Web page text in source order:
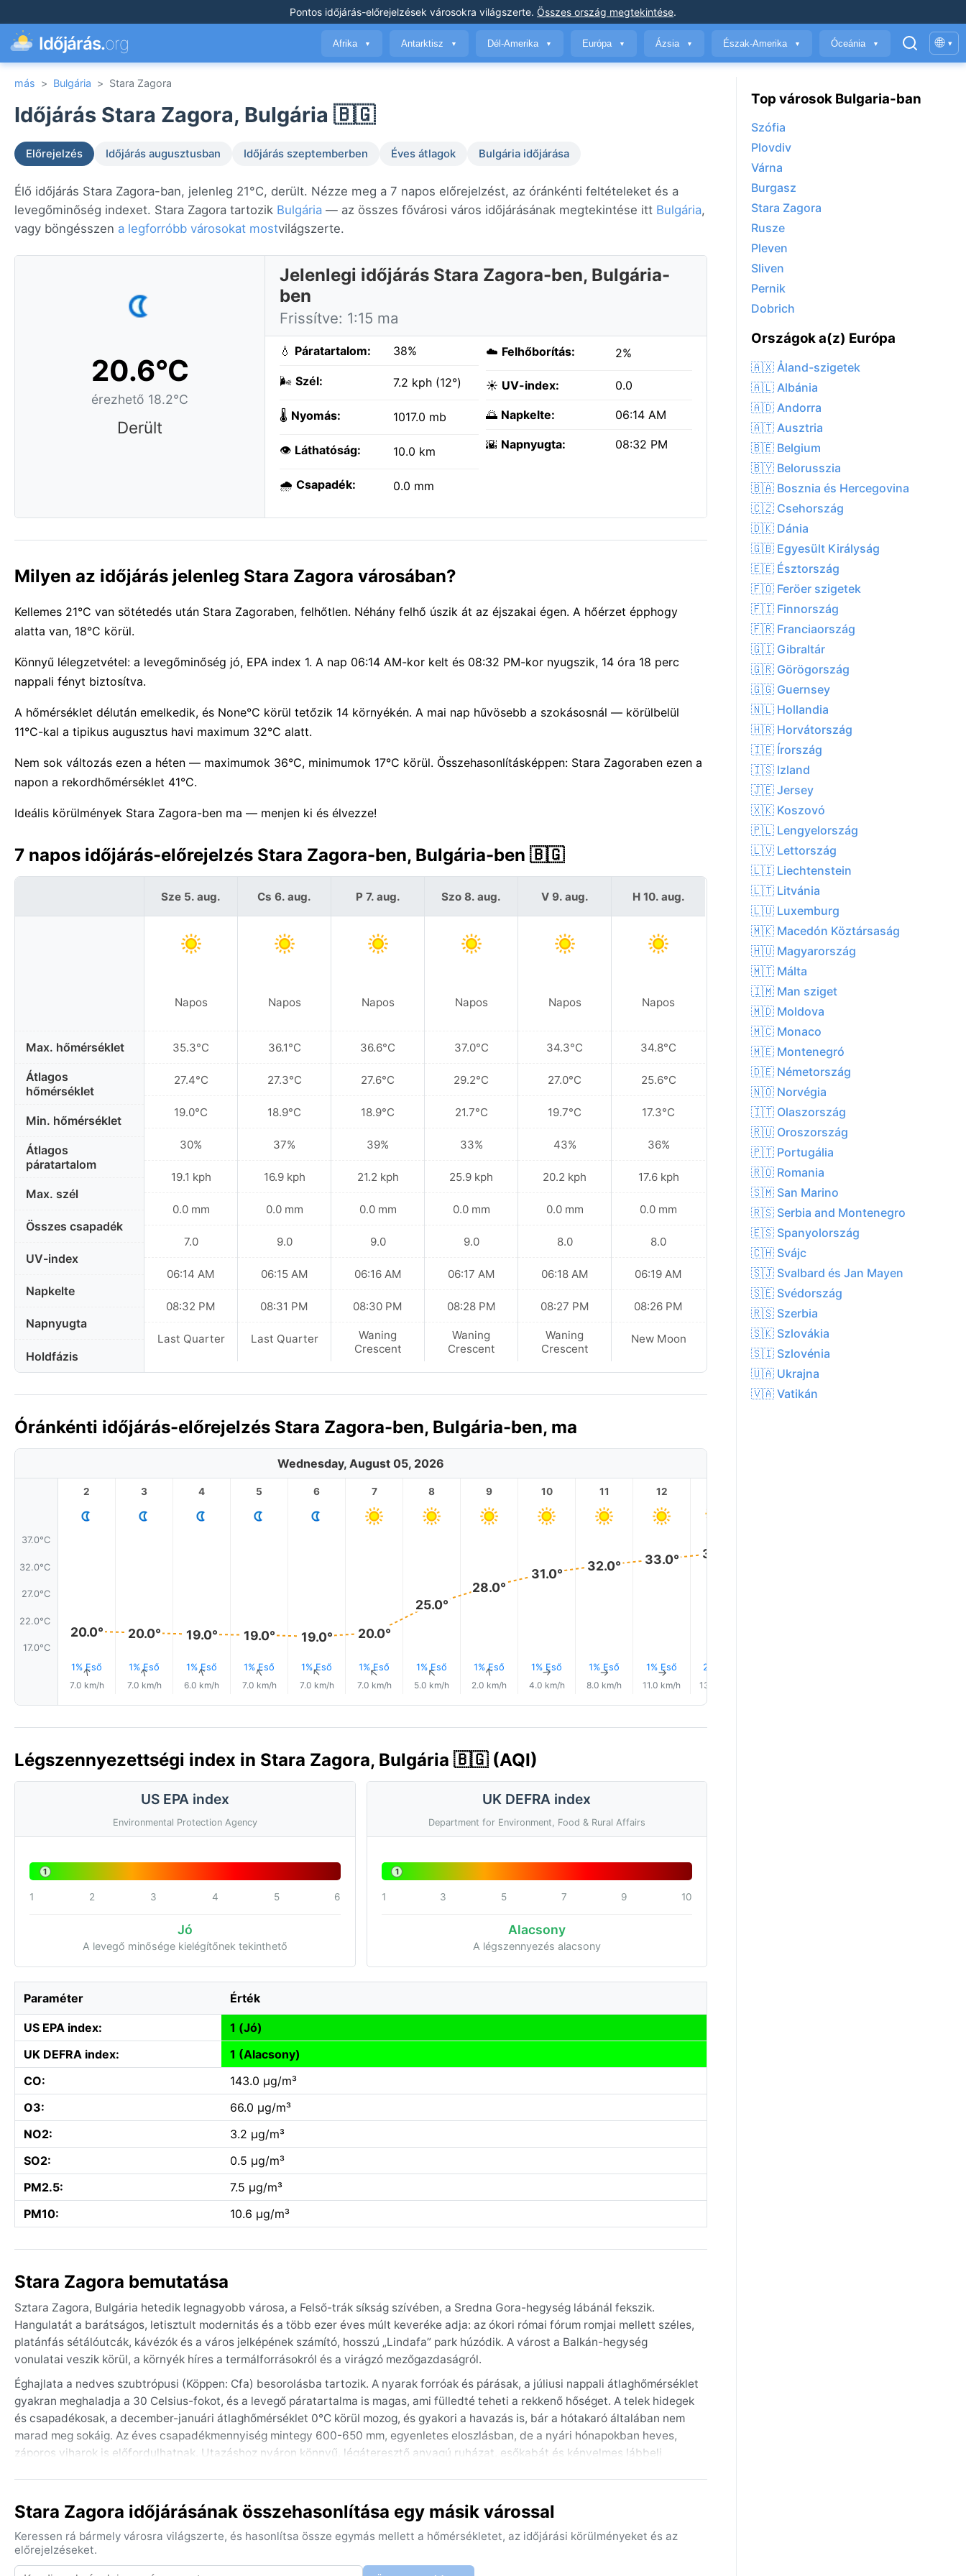
Pontos időjárás-előrejelzések városokra világszerte. Összes ország megtekintése.
Időjárás.org Afrika ▼ Antarktisz ▼ Dél-Amerika ▼ Európa ▼ Ázsia ▼ Észak-Amerika ▼ Óceánia ▼ 🌐 ▾
más > Bulgária > Stara Zagora
Időjárás Stara Zagora, Bulgária 🇧🇬
Előrejelzés Időjárás augusztusban Időjárás szeptemberben Éves átlagok Bulgária időjárása
Élő időjárás Stara Zagora-ban, jelenleg 21°C, derült. Nézze meg a 7 napos előrejelzést, az óránkénti feltételeket és a
levegőminőség indexet. Stara Zagora tartozik Bulgária — az összes fővárosi város időjárásának megtekintése itt Bulgária,
vagy böngésszen a legforróbb városokat mostvilágszerte.
20.6°C
érezhető 18.2°C
Derült
Jelenlegi időjárás Stara Zagora-ben, Bulgária-
ben
Frissítve: 1:15 ma
💧 Páratartalom: 38%
🌬️ Szél: 7.2 kph (12°)
🌡️ Nyomás: 1017.0 mb
👁️ Láthatóság: 10.0 km
🌧️ Csapadék: 0.0 mm
☁️ Felhőborítás: 2%
☀️ UV-index: 0.0
🌅 Napkelte: 06:14 AM
🌇 Napnyugta: 08:32 PM
Milyen az időjárás jelenleg Stara Zagora városában?
Kellemes 21°C van sötétedés után Stara Zagoraben, felhőtlen. Néhány felhő úszik át az éjszakai égen. A hőérzet épphogy
alatta van, 18°C körül.
Könnyű lélegzetvétel: a levegőminőség jó, EPA index 1. A nap 06:14 AM-kor kelt és 08:32 PM-kor nyugszik, 14 óra 18 perc
nappali fényt biztosítva.
A hőmérséklet délután emelkedik, és None°C körül tetőzik 14 környékén. A mai nap hűvösebb a szokásosnál — körülbelül
11°C-kal a tipikus augusztus havi maximum 32°C alatt.
Nem sok változás ezen a héten — maximumok 36°C, minimumok 17°C körül. Összehasonlításképpen: Stara Zagoraben ezen a
napon a rekordhőmérséklet 41°C.
Ideális körülmények Stara Zagora-ben ma — menjen ki és élvezze!
7 napos időjárás-előrejelzés Stara Zagora-ben, Bulgária-ben 🇧🇬
Max. hőmérséklet
Átlagos
hőmérséklet
Min. hőmérséklet
Átlagos
páratartalom
Max. szél
Összes csapadék
UV-index
Napkelte
Napnyugta
Holdfázis
Sze 5. aug.
Napos
35.3°C
27.4°C
19.0°C
30%
19.1 kph
0.0 mm
7.0
06:14 AM
08:32 PM
Last Quarter
Cs 6. aug.
Napos
36.1°C
27.3°C
18.9°C
37%
16.9 kph
0.0 mm
9.0
06:15 AM
08:31 PM
Last Quarter
P 7. aug.
Napos
36.6°C
27.6°C
18.9°C
39%
21.2 kph
0.0 mm
9.0
06:16 AM
08:30 PM
Waning
Crescent
Szo 8. aug.
Napos
37.0°C
29.2°C
21.7°C
33%
25.9 kph
0.0 mm
9.0
06:17 AM
08:28 PM
Waning
Crescent
V 9. aug.
Napos
34.3°C
27.0°C
19.7°C
43%
20.2 kph
0.0 mm
8.0
06:18 AM
08:27 PM
Waning
Crescent
H 10. aug.
Napos
34.8°C
25.6°C
17.3°C
36%
17.6 kph
0.0 mm
8.0
06:19 AM
08:26 PM
New Moon
Óránkénti időjárás-előrejelzés Stara Zagora-ben, Bulgária-ben, ma
Wednesday, August 05, 2026
37.0°C
32.0°C
27.0°C
22.0°C
17.0°C
2
20.0°
1% Eső
↑
7.0 km/h
3
20.0°
1% Eső
↑
7.0 km/h
4
19.0°
1% Eső
↑
6.0 km/h
5
19.0°
1% Eső
↑
7.0 km/h
6
19.0°
1% Eső
↑
7.0 km/h
7
20.0°
1% Eső
↑
7.0 km/h
8
25.0°
1% Eső
↑
5.0 km/h
9
28.0°
1% Eső
↑
2.0 km/h
10
31.0°
1% Eső
↑
4.0 km/h
11
32.0°
1% Eső
↑
8.0 km/h
12
33.0°
1% Eső
↑
11.0 km/h
34.0°
2% Eső
13.0 km/h
Légszennyezettségi index in Stara Zagora, Bulgária 🇧🇬 (AQI)
US EPA index
Environmental Protection Agency
1
1 2 3 4 5 6
Jó
A levegő minősége kielégítőnek tekinthető
UK DEFRA index
Department for Environment, Food & Rural Affairs
1
1 3 5 7 9 10
Alacsony
A légszennyezés alacsony
Paraméter Érték
US EPA index:
1 (Jó)
UK DEFRA index:
1 (Alacsony)
CO:
143.0 µg/m³
O3:
66.0 µg/m³
NO2:
3.2 µg/m³
SO2:
0.5 µg/m³
PM2.5:
7.5 µg/m³
PM10:
10.6 µg/m³
Stara Zagora bemutatása
Sztara Zagora, Bulgária hetedik legnagyobb városa, a Felső-trák síkság szívében, a Sredna Gora-hegység lábánál fekszik.
Hangulatát a barátságos, letisztult modernitás és a több ezer éves múlt keveréke adja: az ókori római fórum romjai mellett széles,
platánfás sétálóutcák, kávézók és a város jelképének számító, hosszú „Lindafa” park húzódik. A várost a Balkán-hegység
vonulatai veszik körül, a környék híres a termálforrásokról és a virágzó mezőgazdaságról.
Éghajlata a nedves szubtrópusi (Köppen: Cfa) besorolásba tartozik. A nyarak forróak és párásak, a júliusi nappali átlaghőmérséklet
gyakran meghaladja a 30 Celsius-fokot, és a levegő páratartalma is magas, ami fülledté teheti a rekkenő hőséget. A telek hidegek
és csapadékosak, a december-januári átlaghőmérséklet 0°C körül mozog, és gyakori a havazás is, bár a hótakaró általában nem
marad meg sokáig. Az éves csapadékmennyiség mintegy 600-650 mm, egyenletes eloszlásban, de a nyári hónapokban heves,
záporos viharok is előfordulhatnak. Utazáshoz nyáron könnyű, légáteresztő anyagú ruházat, esőkabát és kényelmes lábbeli
a hőmérséklet, kevesebb a csapadék, és szinte minden nap süt a nap. A júliusi és augusztusi kánikulát a viharok szakíthatják meg,
télen pedig gyakori a sűrű, akár napokig tartó köd, ami korlátozza a kilátást. A város távol esik a nagyszabású időjárási
extremitásoktól, hurrikánok nem érik, de a Balkán-hegység felől időnként viharos, fölszálló szelek hozhatnak hirtelen lehűlést vagy
éppen port a síkságra.
Stara Zagora időjárásának összehasonlítása egy másik várossal
Keressen rá bármely városra világszerte, és hasonlítsa össze egymás mellett a hőmérsékletet, az időjárási körülményeket és az
előrejelzéseket.
Top városok Bulgaria-ban
Szófia
Plovdiv
Várna
Burgasz
Stara Zagora
Rusze
Pleven
Sliven
Pernik
Dobrich
Országok a(z) Európa
🇦🇽 Åland-szigetek
🇦🇱 Albánia
🇦🇩 Andorra
🇦🇹 Ausztria
🇧🇪 Belgium
🇧🇾 Belorusszia
🇧🇦 Bosznia és Hercegovina
🇨🇿 Csehország
🇩🇰 Dánia
🇬🇧 Egyesült Királyság
🇪🇪 Észtország
🇫🇴 Feröer szigetek
🇫🇮 Finnország
🇫🇷 Franciaország
🇬🇮 Gibraltár
🇬🇷 Görögország
🇬🇬 Guernsey
🇳🇱 Hollandia
🇭🇷 Horvátország
🇮🇪 Írország
🇮🇸 Izland
🇯🇪 Jersey
🇽🇰 Koszovó
🇵🇱 Lengyelország
🇱🇻 Lettország
🇱🇮 Liechtenstein
🇱🇹 Litvánia
🇱🇺 Luxemburg
🇲🇰 Macedón Köztársaság
🇭🇺 Magyarország
🇲🇹 Málta
🇮🇲 Man sziget
🇲🇩 Moldova
🇲🇨 Monaco
🇲🇪 Montenegró
🇩🇪 Németország
🇳🇴 Norvégia
🇮🇹 Olaszország
🇷🇺 Oroszország
🇵🇹 Portugália
🇷🇴 Romania
🇸🇲 San Marino
🇷🇸 Serbia and Montenegro
🇪🇸 Spanyolország
🇨🇭 Svájc
🇸🇯 Svalbard és Jan Mayen
🇸🇪 Svédország
🇷🇸 Szerbia
🇸🇰 Szlovákia
🇸🇮 Szlovénia
🇺🇦 Ukrajna
🇻🇦 Vatikán